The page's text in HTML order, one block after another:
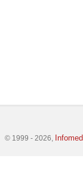
© 1999 - 2026, Infomed